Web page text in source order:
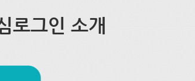
로그인 소개